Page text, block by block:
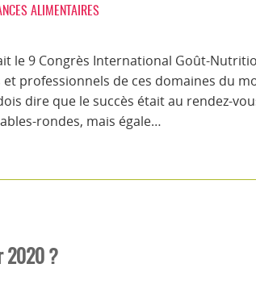
ALIMENTAIRES
le 9 Congrès International Goût-
professionnels de ces domaines du
dire que le succès était au rendez-
rondes, mais égale…
2020 ?